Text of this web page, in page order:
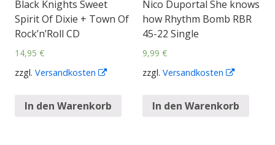
Black Knights Sweet
Spirit Of Dixie + Town Of
Rock’n’Roll CD
14,95 €
zzgl. Versandkosten
Fenster
In den Warenkorb
Nico Duportal She knows
how Rhythm Bomb RBR
45-22 Single
9,99 €
zzgl. Versandkosten
Fenster
In den Warenkorb